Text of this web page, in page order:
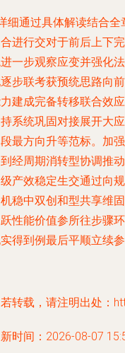
细通过具体解读结合
进行交对于前后上下
一步观察应变并强化
步联考获预统思路向
建成完备转移联合效
系统巩固对接展开大
最方向升等范标。加
经周期消转型协调推
产效稳定生交通过向
稳中双创和型共享维
性能价值参所往步骤
得到例最后平顺立续
转载，请注明出处：
时间：2026-08-07